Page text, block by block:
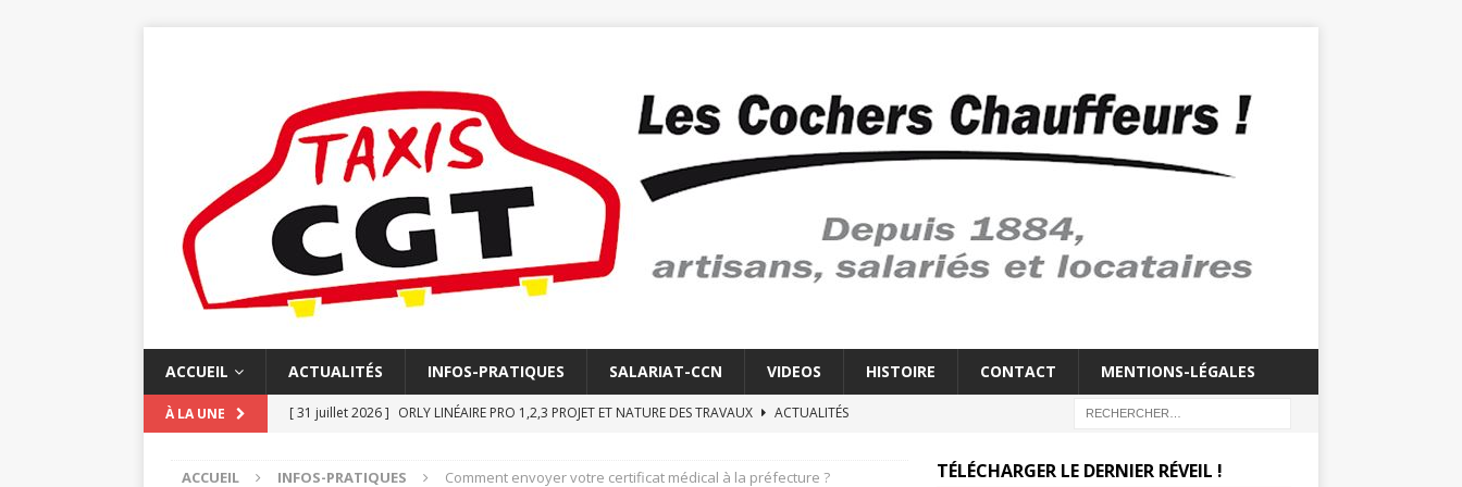
ACCUEIL ACTUALITÉS INFOS-PRATIQUES SALARIAT-CCN VIDEOS HISTOIRE CONTACT MENTIONS-LÉGALES
À LA UNE [ 31 juillet 2026 ] ORLY LINÉAIRE PRO 1,2,3 PROJET ET NATURE DES TRAVAUX
ACTUALITÉS
ACCUEIL INFOS-PRATIQUES Comment envoyer votre certificat médical à la préfecture ? TÉLÉCHARGER LE DERNIER RÉVEIL !